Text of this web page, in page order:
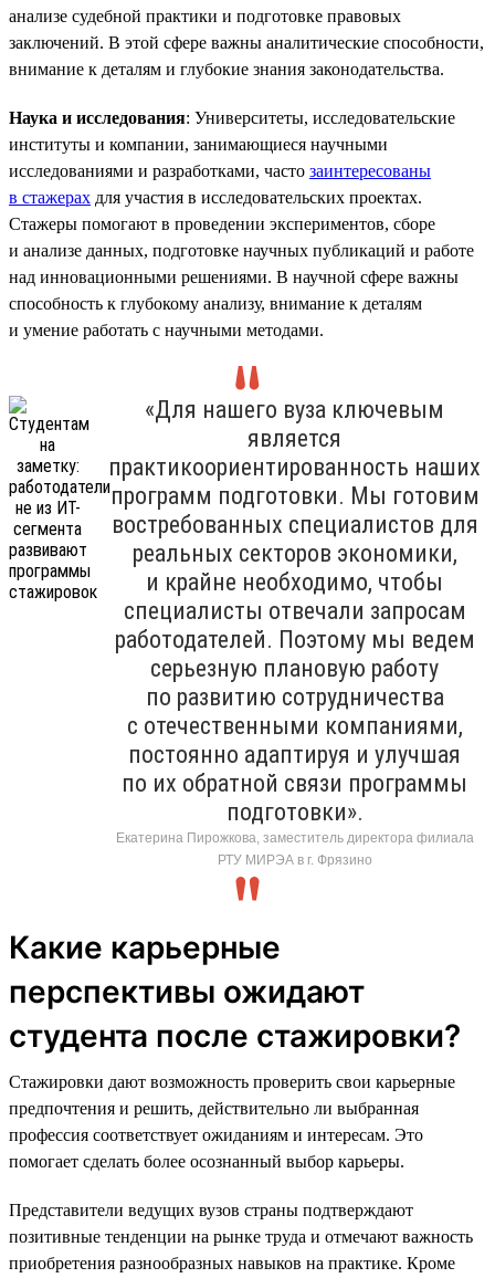
анализе судебной практики и подготовке правовых
заключений. В этой сфере важны аналитические способности,
внимание к деталям и глубокие знания законодательства.
Наука и исследования: Университеты, исследовательские
институты и компании, занимающиеся научными
исследованиями и разработками, часто заинтересованы
в стажерах для участия в исследовательских проектах.
Стажеры помогают в проведении экспериментов, сборе
и анализе данных, подготовке научных публикаций и работе
над инновационными решениями. В научной сфере важны
способность к глубокому анализу, внимание к деталям
и умение работать с научными методами.
«Для нашего вуза ключевым
является
практикоориентированность наших
программ подготовки. Мы готовим
востребованных специалистов для
реальных секторов экономики,
и крайне необходимо, чтобы
специалисты отвечали запросам
работодателей. Поэтому мы ведем
серьезную плановую работу
по развитию сотрудничества
с отечественными компаниями,
постоянно адаптируя и улучшая
по их обратной связи программы
подготовки».
Екатерина Пирожкова, заместитель директора филиала
РТУ МИРЭА в г. Фрязино
Какие карьерные
перспективы ожидают
студента после стажировки?
Стажировки дают возможность проверить свои карьерные
предпочтения и решить, действительно ли выбранная
профессия соответствует ожиданиям и интересам. Это
помогает сделать более осознанный выбор карьеры.
Представители ведущих вузов страны подтверждают
позитивные тенденции на рынке труда и отмечают важность
приобретения разнообразных навыков на практике. Кроме